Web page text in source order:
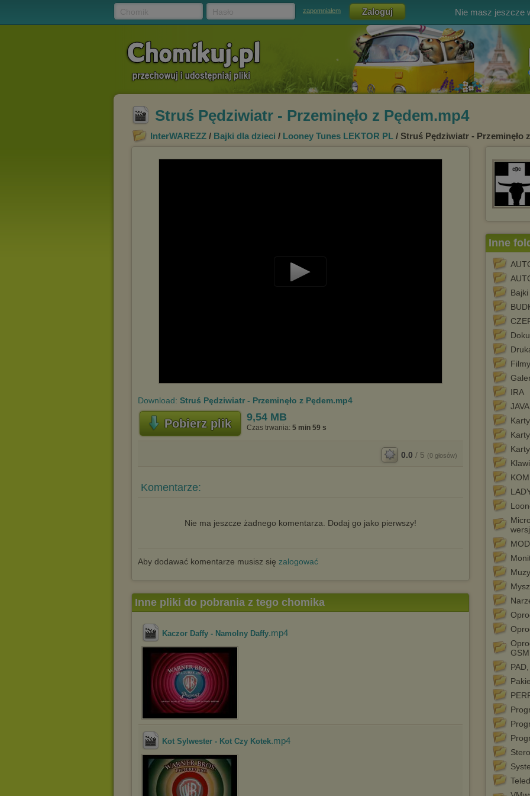
zapomniałem Nie masz jeszcze
Struś Pędziwiatr - Przeminęło z Pędem.mp4
InterWAREZZ / Bajki dla dzieci / Looney Tunes LEKTOR PL / Struś Pędziwiatr - Przeminęło
Download: Struś Pędziwiatr - Przeminęło z Pędem.mp4
Pobierz plik 9,54 MB
Czas trwania: 5 min 59 s
0.0 / 5 (0 głosów)
Komentarze:
Nie ma jeszcze żadnego komentarza. Dodaj go jako pierwszy!
Aby dodawać komentarze musisz się zalogować
Inne
Filmy
IRA
GSM
Inne pliki do pobrania z tego chomika
Kaczor Daffy - Namolny Daffy.mp4
Kot Sylwester - Kot Czy Kotek.mp4